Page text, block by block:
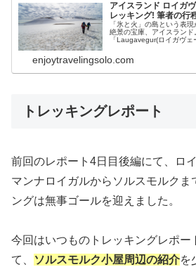
アイスランド ロイガ
レッキング! 筆者の行
「氷と火」の島という表
絶景の宝庫、アイスラン
「Laugavegur(ロイガヴェ
楽しみました。本記事は
enjoytravelingsolo.com
トレッキングレポート
前回のレポート4日目後編にて、ロ
マンナロイガルからソルスモルクま
ングは無事ゴールを迎えました。
今回はいつものトレッキングレポー
て、
ソルスモルク小屋周辺の紹介を